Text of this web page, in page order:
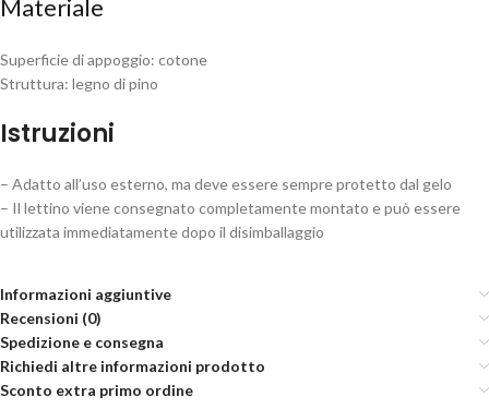
Materiale
Superficie di appoggio: cotone
Struttura: legno di pino
Istruzioni
– Adatto all’uso esterno, ma deve essere sempre protetto dal gelo
– Il lettino viene consegnato completamente montato e può essere
utilizzata immediatamente dopo il disimballaggio
Informazioni aggiuntive
Recensioni (0)
Spedizione e consegna
Richiedi altre informazioni prodotto
Sconto extra primo ordine